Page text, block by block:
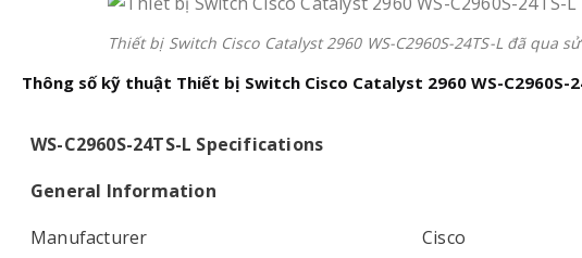
Thiết bị Switch Cisco Catalyst 2960 WS-C2960S-24TS-L đã qua
Thông số kỹ thuật Thiết bị Switch Cisco Catalyst 2960 WS-C2960S-
WS-C2960S-24TS-L Specifications
General Information
Manufacturer
Cisco